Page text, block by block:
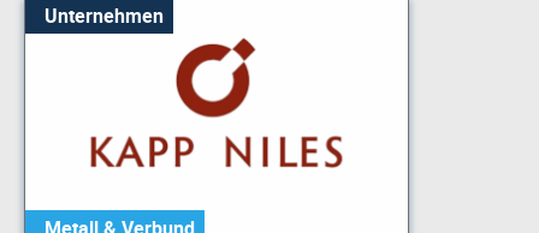
Unternehmen
Metall & Verbund